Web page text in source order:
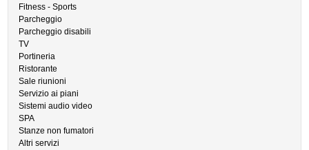
Fitness - Sports
Parcheggio
Parcheggio disabili
TV
Portineria
Ristorante
Sale riunioni
Servizio ai piani
Sistemi audio video
SPA
Stanze non fumatori
Altri servizi